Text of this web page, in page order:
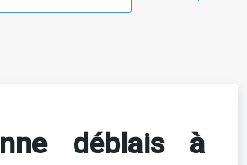
déblais à